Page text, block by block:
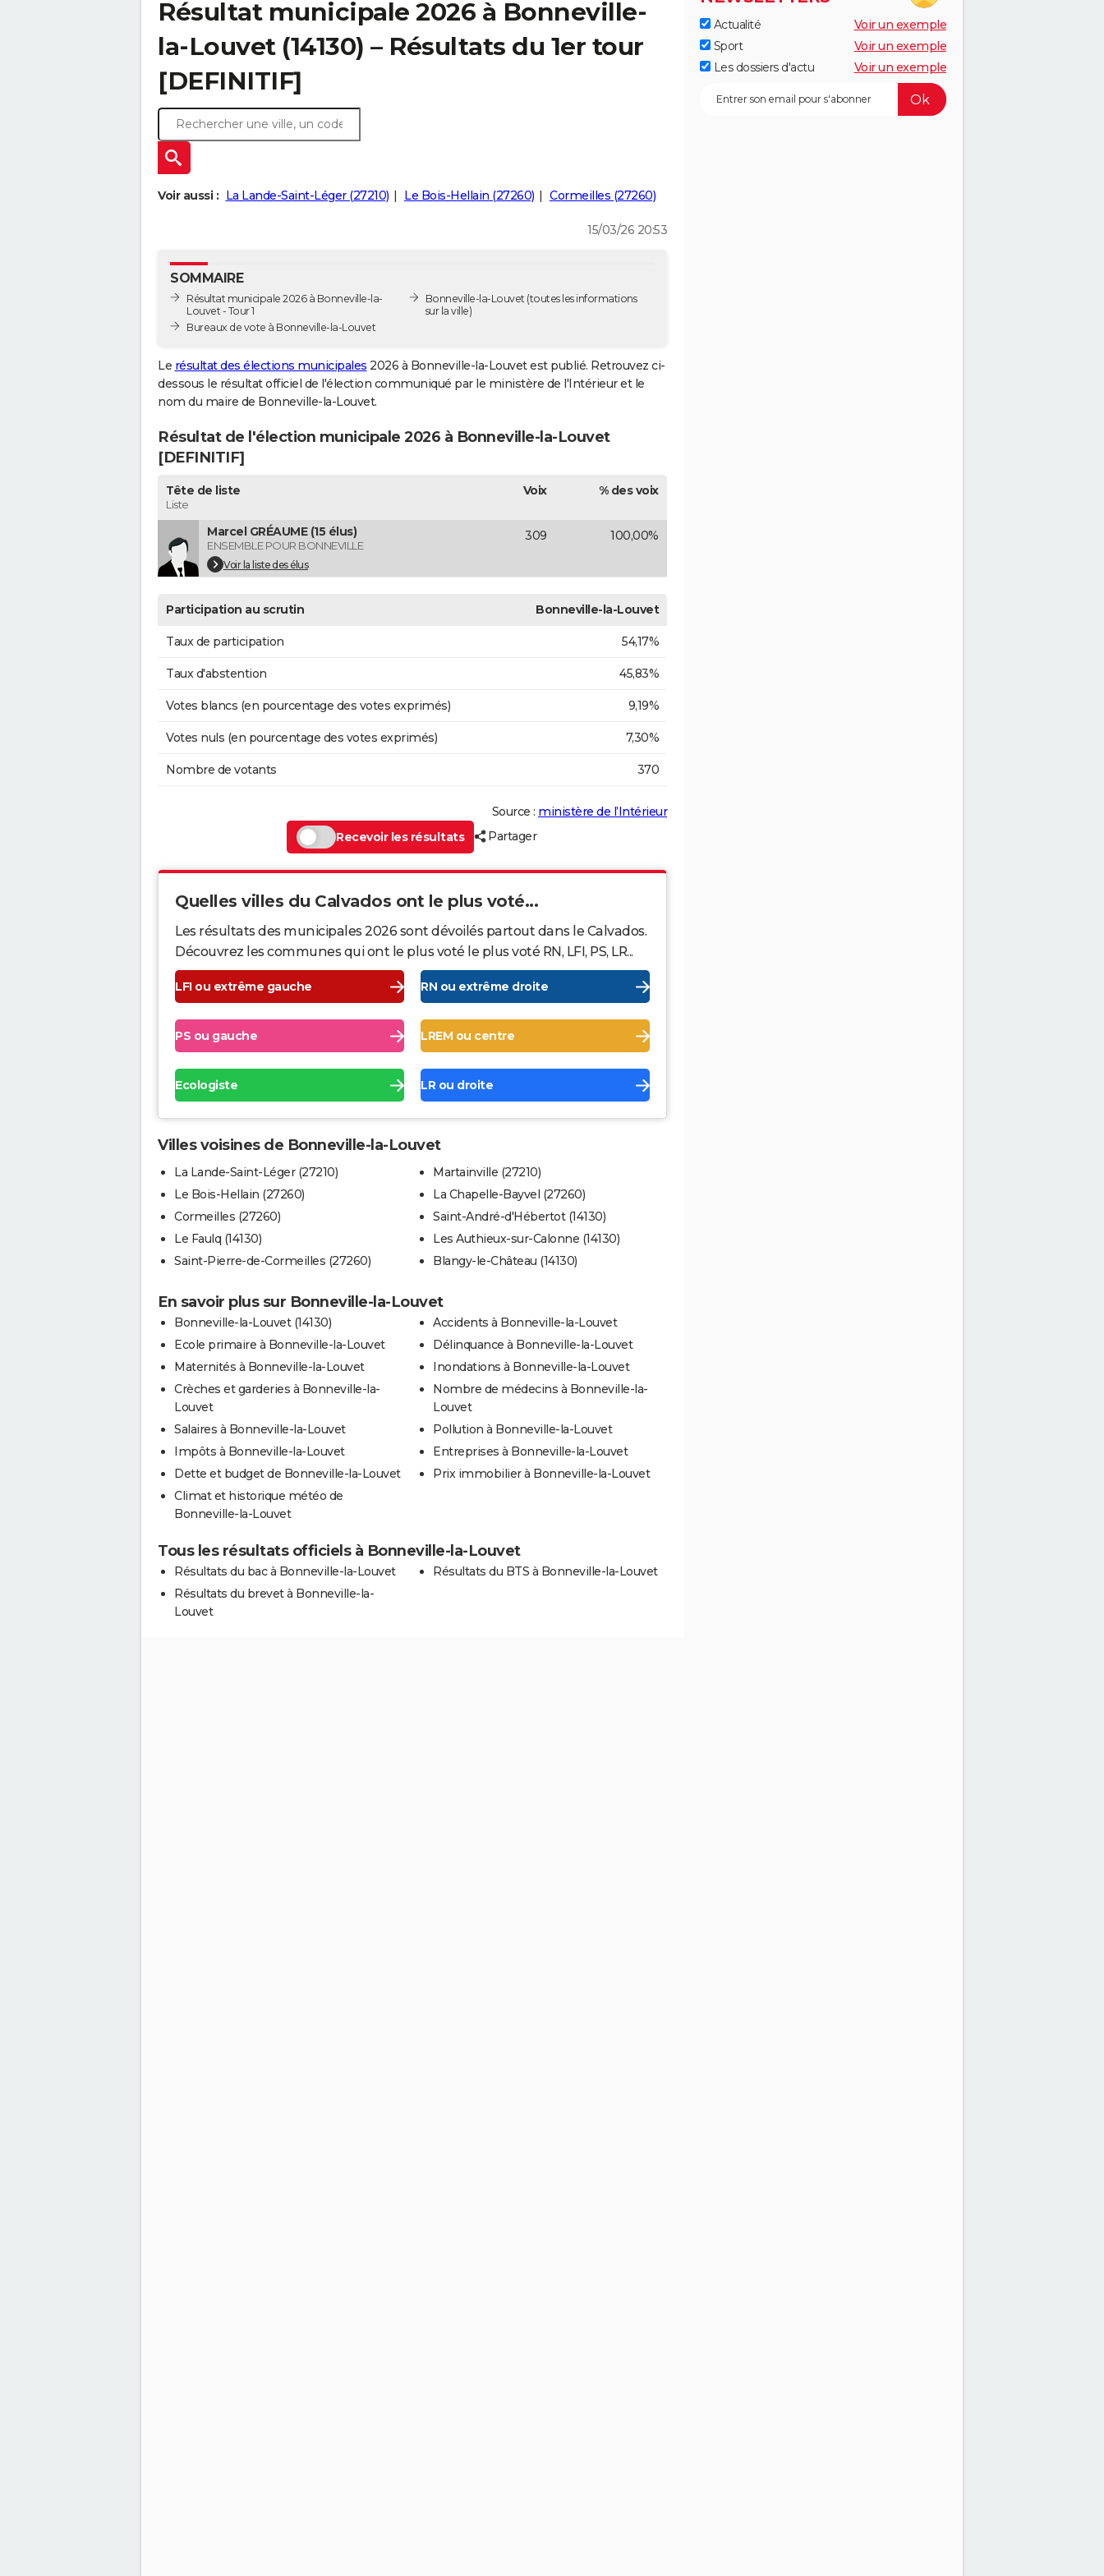
Résultat municipale 2026 à Bonneville-
la-Louvet (14130) – Résultats du 1er tour
[DEFINITIF]
Voir aussi : La Lande-Saint-Léger (27210) Le Bois-Hellain (27260) Cormeilles (27260)
15/03/26 20:53
SOMMAIRE
Résultat municipale 2026 à Bonneville-la-
Louvet - Tour 1
Bureaux de vote à Bonneville-la-Louvet
Bonneville-la-Louvet (toutes les informations
sur la ville)
Le résultat des élections municipales 2026 à Bonneville-la-Louvet est publié. Retrouvez ci-
dessous le résultat officiel de l'élection communiqué par le ministère de l'Intérieur et le
nom du maire de Bonneville-la-Louvet.
Résultat de l'élection municipale 2026 à Bonneville-la-Louvet
[DEFINITIF]
Tête de liste
Liste
Voix % des voix
Marcel GRÉAUME (15 élus)
ENSEMBLE POUR BONNEVILLE
Voir la liste des élus
309 100,00%
Participation au scrutin Bonneville-la-Louvet
Taux de participation 54,17%
Taux d'abstention 45,83%
Votes blancs (en pourcentage des votes exprimés) 9,19%
Votes nuls (en pourcentage des votes exprimés) 7,30%
Nombre de votants 370
Source : ministère de l’Intérieur
Recevoir les résultats
Partager
Quelles villes du Calvados ont le plus voté...
Les résultats des municipales 2026 sont dévoilés partout dans le Calvados.
Découvrez les communes qui ont le plus voté le plus voté RN, LFI, PS, LR...
LFI ou extrême gauche RN ou extrême droite
PS ou gauche LREM ou centre
Ecologiste LR ou droite
Villes voisines de Bonneville-la-Louvet
La Lande-Saint-Léger (27210)
Le Bois-Hellain (27260)
Cormeilles (27260)
Le Faulq (14130)
Saint-Pierre-de-Cormeilles (27260)
Martainville (27210)
La Chapelle-Bayvel (27260)
Saint-André-d'Hébertot (14130)
Les Authieux-sur-Calonne (14130)
Blangy-le-Château (14130)
En savoir plus sur Bonneville-la-Louvet
Bonneville-la-Louvet (14130)
Ecole primaire à Bonneville-la-Louvet
Maternités à Bonneville-la-Louvet
Crèches et garderies à Bonneville-la-
Louvet
Salaires à Bonneville-la-Louvet
Impôts à Bonneville-la-Louvet
Dette et budget de Bonneville-la-Louvet
Climat et historique météo de
Bonneville-la-Louvet
Accidents à Bonneville-la-Louvet
Délinquance à Bonneville-la-Louvet
Inondations à Bonneville-la-Louvet
Nombre de médecins à Bonneville-la-
Louvet
Pollution à Bonneville-la-Louvet
Entreprises à Bonneville-la-Louvet
Prix immobilier à Bonneville-la-Louvet
Tous les résultats officiels à Bonneville-la-Louvet
Résultats du bac à Bonneville-la-Louvet
Résultats du brevet à Bonneville-la-
Louvet
Résultats du BTS à Bonneville-la-Louvet
Actualité
Voir un exemple
Sport
Voir un exemple
Les dossiers d'actu
Voir un exemple